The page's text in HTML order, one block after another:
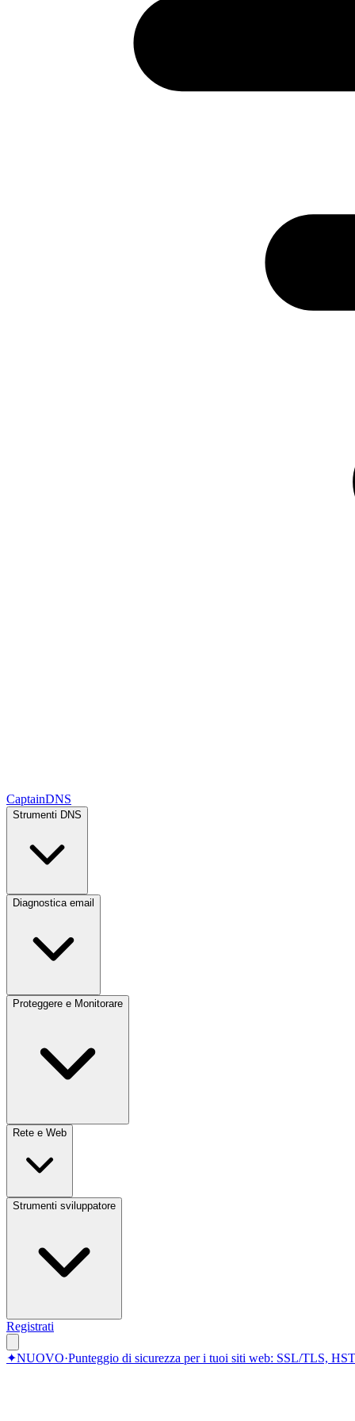
CaptainDNS
Strumenti DNS
Diagnostica email
Proteggere e Monitorare
Rete e Web
Strumenti sviluppatore
Registrati
✦NUOVO·Punteggio di sicurezza per i tuoi siti web: SSL/TLS,